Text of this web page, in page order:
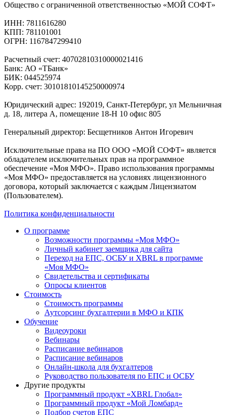
Общество с ограниченной ответственностью «МОЙ СОФТ»
ИНН: 7811616280
КПП: 781101001
ОГРН: 1167847299410
Расчетный счет: 40702810310000021416
Банк: АО «ТБанк»
БИК: 044525974
Корр. счет: 30101810145250000974
Юридический адрес: 192019, Санкт-Петербург, ул Мельничная
д. 18, литера А, помещение 18-Н 10 офис 805
Генеральный директор: Бесщетников Антон Игоревич
Исключительные права на ПО ООО «МОЙ СОФТ» является
обладателем исключительных прав на программное
обеспечение «Моя МФО». Право использования программы
«Моя МФО» предоставляется на условиях лицензионного
договора, который заключается с каждым Лицензиатом
(Пользователем).
Политика конфиденциальности
О программе
Возможности программы «Моя МФО»
Личный кабинет заемщика для сайта
Переход на ЕПС, ОСБУ и XBRL в программе
«Моя МФО»
Свидетельства и сертификаты
Опросы клиентов
Стоимость
Стоимость программы
Аутсорсинг бухгалтерии в МФО и КПК
Обучение
Видеоуроки
Вебинары
Расписание вебинаров
Расписание вебинаров
Онлайн-школа для бухгалтеров
Руководство пользователя по ЕПС и ОСБУ
Другие продукты
Программный продукт «XBRL Глобал»
Программный продукт «Мой Ломбард»
Подбор счетов ЕПС